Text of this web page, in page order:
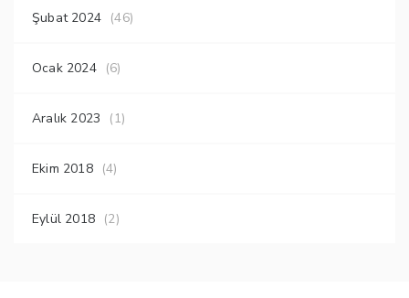
Şubat 2024 (46)
Ocak 2024 (6)
Aralık 2023 (1)
Ekim 2018 (4)
Eylül 2018 (2)